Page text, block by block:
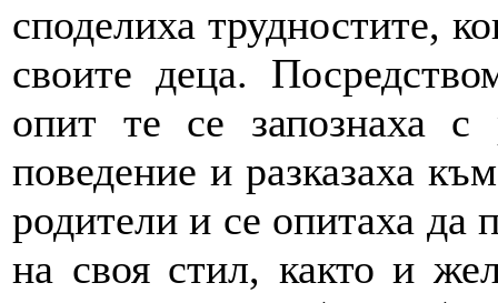
споделиха трудностите,
своите деца.
опит те се запознаха с
поведение и разказаха
родители и се опитаха да
на своя стил, както и